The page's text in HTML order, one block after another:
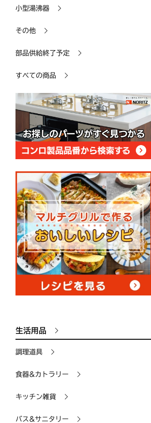
小型湯沸器
その他
部品供給終了予定
すべての商品
生活用品
調理道具
食器&カトラリー
キッチン雑貨
バス&サニタリー